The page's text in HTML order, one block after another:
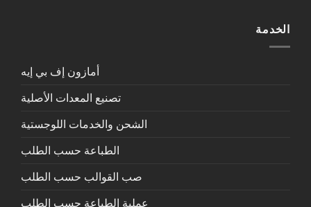
الخدمة
أمازون إف بي إيه
تصنيع المعدات الأصلية
الشحن والخدمات اللوجستية
الطباعة حسب الطلب
صب القوالب حسب الطلب
عملية الطباعة حسب الطلب